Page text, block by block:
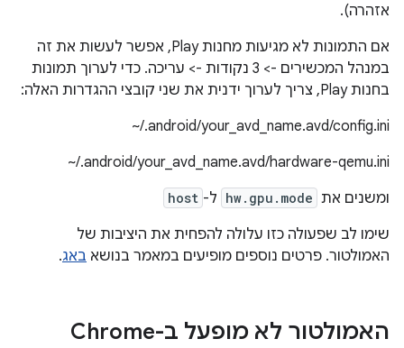
אזהרה).
אם התמונות לא מגיעות מחנות Play, אפשר לעשות את זה
במנהל המכשירים -> 3 נקודות -> עריכה. כדי לערוך תמונות
בחנות Play, צריך לערוך ידנית את שני קובצי ההגדרות האלה:
‪~/.android/your_avd_name.avd/config.ini
‪~/.android/your_avd_name.avd/hardware-qemu.ini
ומשנים את hw.gpu.mode ל- host
שימו לב שפעולה כזו עלולה להפחית את היציבות של
האמולטור. פרטים נוספים מופיעים במאמר בנושא באג.
האמולטור לא מופעל ב-Chrome